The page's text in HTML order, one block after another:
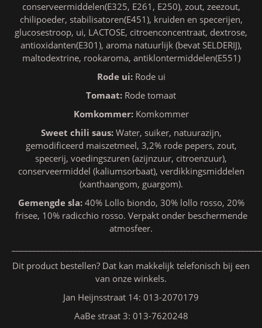
conserveermiddelen(E325, E261, E250), zout, zeezout,
chilipoeder, stabilisatoren(E451), kruiden en specerijen,
glucosestroop, ui, LACTOSE, citroenconcentraat, dextrose,
antioxidanten(E301), aroma natuurlijk (bevat SELDERIJ),
maltodextrine, rookaroma, antiklontermiddelen(E551)
Rode ui:Rode ui
Tomaat: Rode tomaat
Komkommer:Komkommer
Sweet chili saus:Water, suiker, natuurazijn,
gemodificeerd maiszetmeel, 3,2% rode pepers, zout,
specerij, voedingszuren (azijnzuur, citroenzuur),
conserveermiddel (kaliumsorbaat), verdikkingsmiddelen
(xanthaangom, guargom).
Gemengde sla:40% Lollo biondo, 30% lollo rosso, 20%
frisee, 10% radicchio rosso. Verpakt onder beschermende
atmosfeer.
Dit product bestellen? Dat kan makkelijk telefonisch bij een
van onze winkels.
Jan Heijnsstraat 14: 013-2070179
AaBe straat 3: 013-7620248